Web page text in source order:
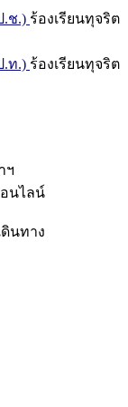
.ช.) ร้องเรียนทุจริต
.ท.) ร้องเรียนทุจริต
ฯ
นไลน์
นทาง